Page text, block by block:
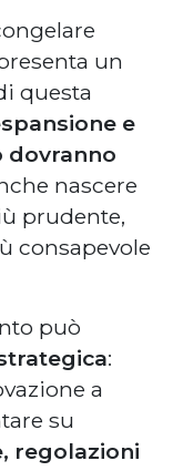
un
questa
e
dovranno
nascere
prudente,
consapevole
può
:
a
su
regolazioni